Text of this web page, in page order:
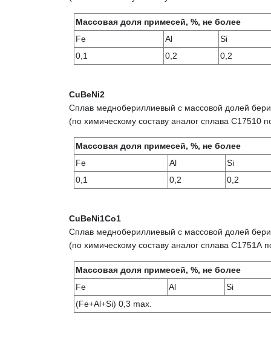
Массовая доля примесей, %, не более
Fe
Al
Si
0,1
0,2 0,2
CuBeNi2
Сплав меднобериллиевый с массовой долей
(по химическому составу аналог сплава
Массовая доля примесей, %, не более
Fe
Al
Si
0,1
0,2 0,2
CuBeNi1Cо1
Сплав меднобериллиевый с массовой долей
(по химическому составу аналог сплава
Массовая доля примесей, %, не более
Fe
Al
Si
(Fe+Al+Si) 0,3 max.